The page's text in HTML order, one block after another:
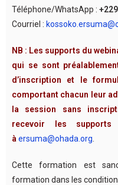
Téléphone/WhatsApp :
Courriel :
NB : Les supports du
qui se sont
d’inscription et le
comportant chacun leur
la session sans
recevoir les
à ersuma@ohada.org
Cette formation est
formation dans les